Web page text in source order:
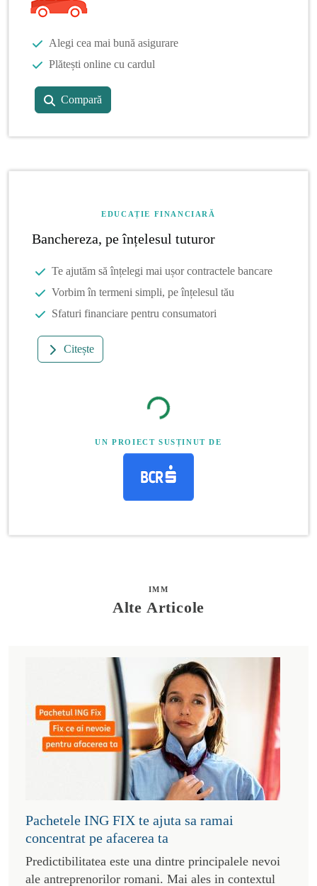
Alegi cea mai bună asigurare
Plătești online cu cardul
Compară
EDUCAȚIE FINANCIARĂ
Banchereza, pe înțelesul tuturor
Te ajutăm să înțelegi mai ușor contractele bancare
Vorbim în termeni simpli, pe înțelesul tău
Sfaturi financiare pentru consumatori
Citește
UN PROIECT SUSȚINUT DE
IMM
Alte Articole
Pachetele ING FIX te ajuta sa ramai
concentrat pe afacerea ta
Predictibilitatea este una dintre principalele nevoi
ale antreprenorilor romani. Mai ales in contextul